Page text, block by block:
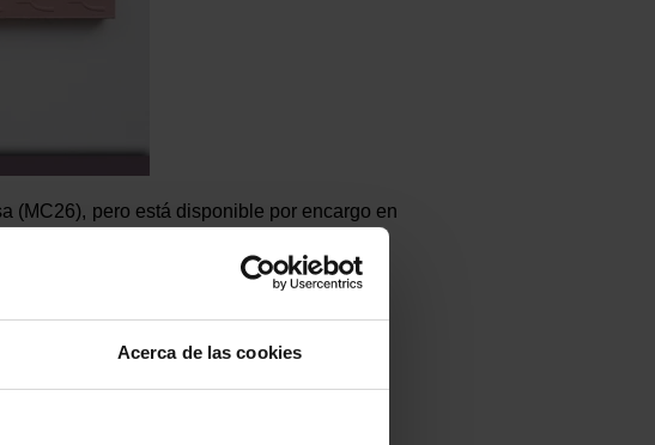
Acerca de las cookies
(MC26), pero está disponible por encargo en
de 1,6cm y un peso de 0,62Kg/ud.